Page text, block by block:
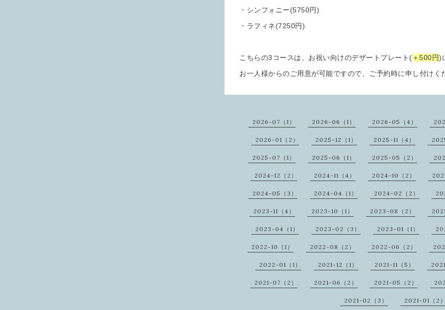
・シンフォニー(5750円)
・ラフィネ(7250円)
こちらの3コースは、お祝い向けのデザートプレート( ＋500円)
お一人様からのご用意が可能ですので、ご予約時に申し付けく
2026-07（1） 2026-06（1） 2026-05（4）
2026-01（2） 2025-12（1） 2025-11（4）
2025-07（1） 2025-06（1） 2025-05（2）
2024-12（2） 2024-11（4） 2024-10（2）
2024-05（3） 2024-04（1） 2024-02（2）
2023-11（4） 2023-10（1） 2023-08（2）
2023-04（1） 2023-02（3） 2023-01（1）
2022-10（1） 2022-08（2） 2022-06（2）
2022-01（1） 2021-12（1） 2021-11（5）
2021-07（2） 2021-06（2） 2021-05（2）
2021-02（3） 2021-01（2